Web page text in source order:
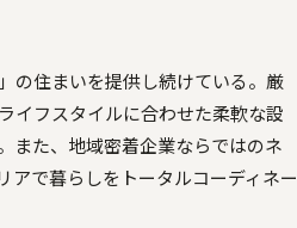
の住まいを提供し続けている。厳
イフスタイルに合わせた柔軟な設
また、地域密着企業ならではのネ
アで暮らしをトータルコーディネー